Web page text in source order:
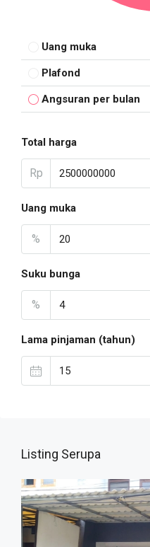
Uang muka
Plafond
Angsuran per bulan
Total harga
Rp
Uang muka
%
Suku bunga
%
Lama pinjaman (tahun)
Listing Serupa